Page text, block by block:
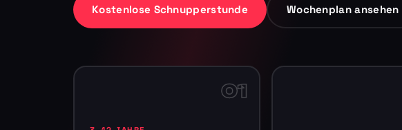
Kostenlose Schnupperstunde Wochenplan ansehen
01